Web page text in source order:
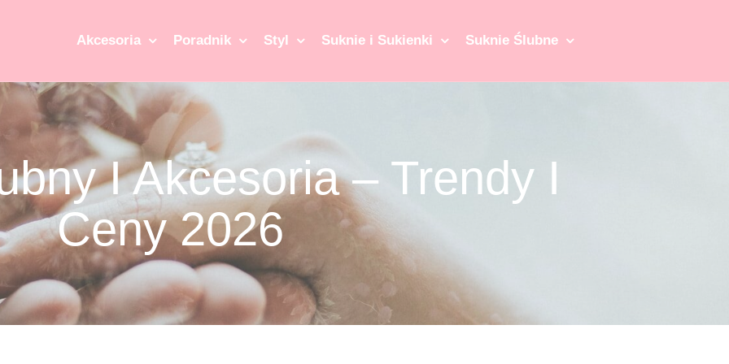
Akcesoria Poradnik Styl Suknie i Sukienki Suknie Ślubne
I Akcesoria – Trendy I
Ceny 2026